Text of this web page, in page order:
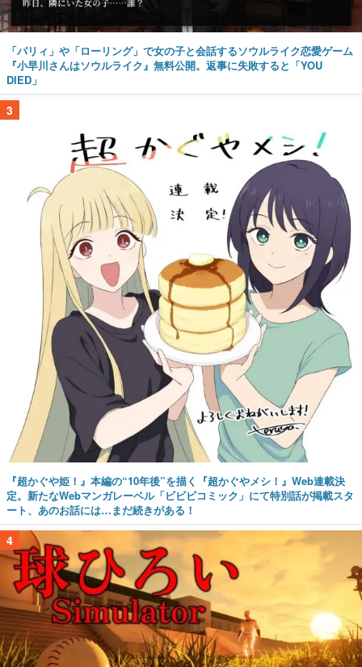
「パリィ」や「ローリング」で女の子と会話するソウルライク恋愛ゲーム
『小早川さんはソウルライク』無料公開。返事に失敗すると「YOU
DIED」
3
『超かぐや姫！』本編の“10年後”を描く『超かぐやメシ！』Web連載決
定。新たなWebマンガレーベル「ビビビコミック」にて特別話が掲載スタ
ート、あのお話には…まだ続きがある！
4